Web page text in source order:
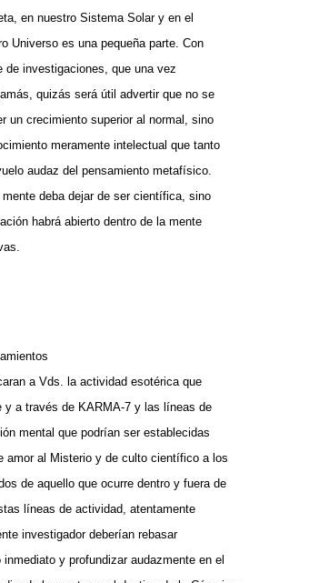
en nuestro Sistema Solar y en el
Universo es una pequeña parte. Con
investigaciones, que una vez
quizás será útil advertir que no se
un crecimiento superior al normal, sino
meramente intelectual que tanto
audaz del pensamiento metafísico.
deba dejar de ser científica, sino
habrá abierto dentro de la mente
a Vds. la actividad esotérica que
y a través de KARMA-7 y las líneas de
mental que podrían ser establecidas
amor al Misterio y de culto científico a los
de aquello que ocurre dentro y fuera de
líneas de actividad, atentamente
investigador deberían rebasar
y profundizar audazmente en el